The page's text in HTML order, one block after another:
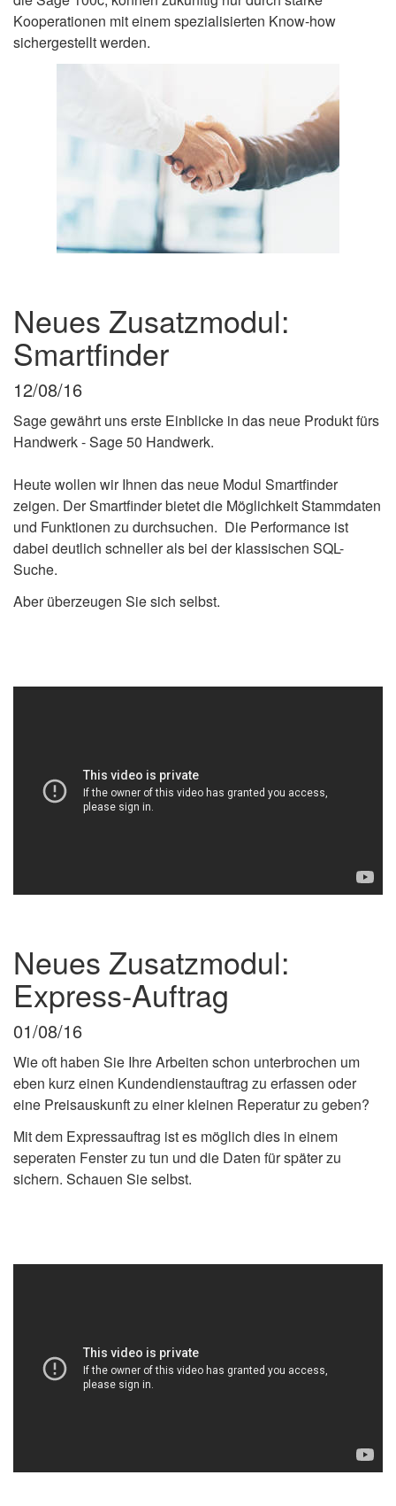
Kooperationen mit einem spezialisierten Know-how
sichergestellt werden.
Neues Zusatzmodul:
Smartfinder
12/08/16
Sage gewährt uns erste Einblicke in das neue Produkt fürs
Handwerk - Sage 50 Handwerk.
Heute wollen wir Ihnen das neue Modul Smartfinder
zeigen. Der Smartfinder bietet die Möglichkeit Stammdaten
und Funktionen zu durchsuchen. Die Performance ist
dabei deutlich schneller als bei der klassischen SQL-
Suche.
Aber überzeugen Sie sich selbst.
Neues Zusatzmodul:
Express-Auftrag
01/08/16
Wie oft haben Sie Ihre Arbeiten schon unterbrochen um
eben kurz einen Kundendienstauftrag zu erfassen oder
eine Preisauskunft zu einer kleinen Reperatur zu geben?
Mit dem Expressauftrag ist es möglich dies in einem
seperaten Fenster zu tun und die Daten für später zu
sichern. Schauen Sie selbst.